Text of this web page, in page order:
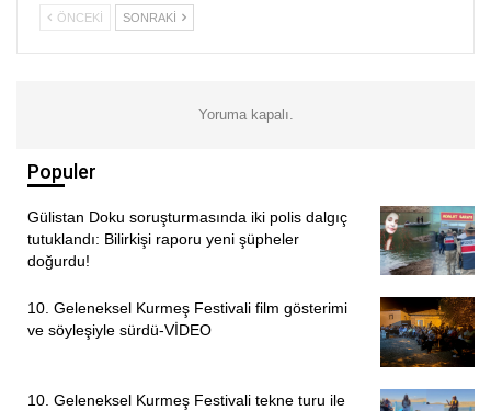
ÖNCEKI SONRAKI
Yoruma kapalı.
Populer
Gülistan Doku soruşturmasında iki polis dalgıç
tutuklandı: Bilirkişi raporu yeni şüpheler
doğurdu!
10. Geleneksel Kurmeş Festivali film gösterimi
ve söyleşiyle sürdü-VİDEO
10. Geleneksel Kurmeş Festivali tekne turu ile